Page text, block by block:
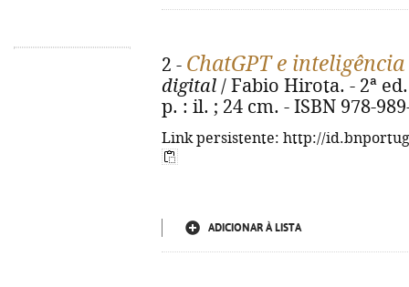
2 - ChatGPT e
digital / Fabio Hirota. - 2ª
p. : il. ; 24 cm. - ISBN 978-
Link persistente: http://
ADICIONAR À LISTA